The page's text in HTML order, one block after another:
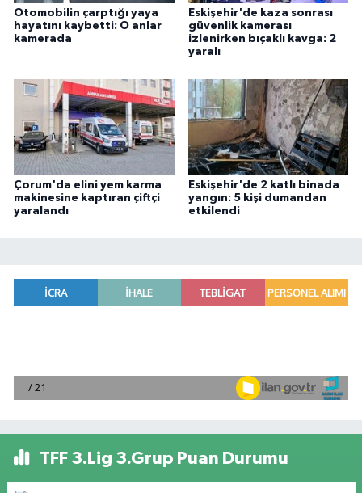
Otomobilin çarptığı yaya
hayatını kaybetti: O anlar
kamerada
Eskişehir'de kaza sonrası
güvenlik kamerası
izlenirken bıçaklı kavga: 2
yaralı
Çorum'da elini yem karma
makinesine kaptıran çiftçi
yaralandı
Eskişehir'de 2 katlı binada
yangın: 5 kişi dumandan
etkilendi
TFF 3.Lig 3.Grup Puan Durumu